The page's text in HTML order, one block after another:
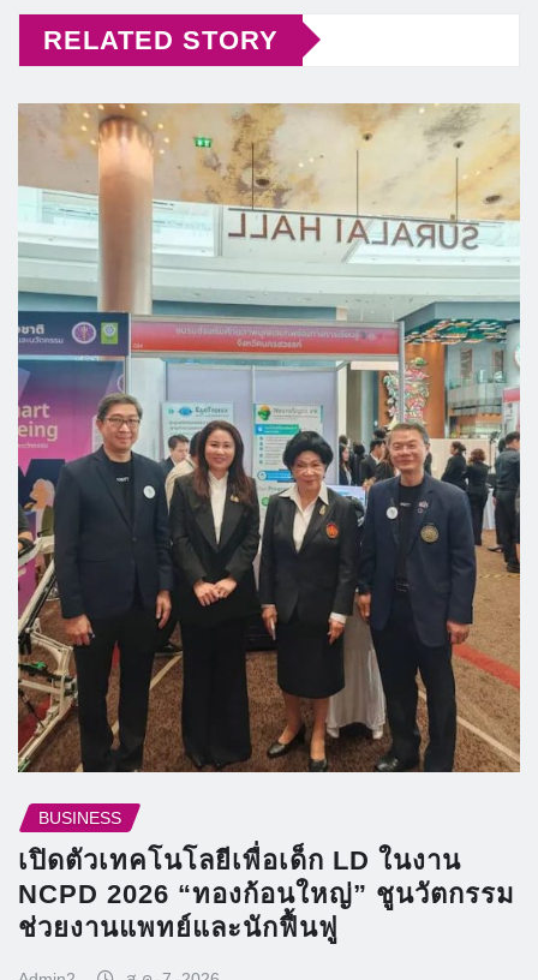
RELATED STORY
BUSINESS
เปิดตัวเทคโนโลยีเพื่อเด็ก LD ในงาน
NCPD 2026 “ทองก้อนใหญ่” ชูนวัตกรรม
ช่วยงานแพทย์และนักฟื้นฟู